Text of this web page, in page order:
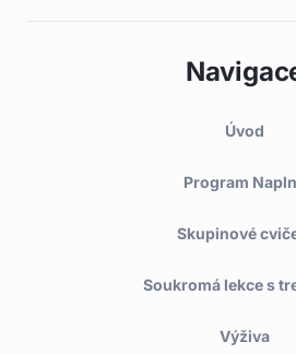
Úvod
Program
Skupinové
Soukromá lekce s
Výživa